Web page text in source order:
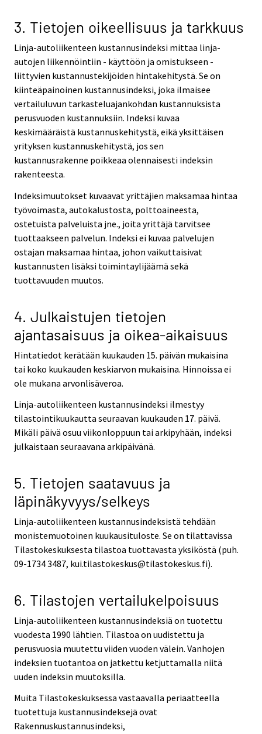
3. Tietojen oikeellisuus ja tarkkuus
Linja-autoliikenteen kustannusindeksi mittaa linja-
autojen liikennöintiin - käyttöön ja omistukseen -
liittyvien kustannustekijöiden hintakehitystä. Se on
kiinteäpainoinen kustannusindeksi, joka ilmaisee
vertailuluvun tarkasteluajankohdan kustannuksista
perusvuoden kustannuksiin. Indeksi kuvaa
keskimääräistä kustannuskehitystä, eikä yksittäisen
yrityksen kustannuskehitystä, jos sen
kustannusrakenne poikkeaa olennaisesti indeksin
rakenteesta.
Indeksimuutokset kuvaavat yrittäjien maksamaa hintaa
työvoimasta, autokalustosta, polttoaineesta,
ostetuista palveluista jne., joita yrittäjä tarvitsee
tuottaakseen palvelun. Indeksi ei kuvaa palvelujen
ostajan maksamaa hintaa, johon vaikuttaisivat
kustannusten lisäksi toimintaylijäämä sekä
tuottavuuden muutos.
4. Julkaistujen tietojen
ajantasaisuus ja oikea-aikaisuus
Hintatiedot kerätään kuukauden 15. päivän mukaisina
tai koko kuukauden keskiarvon mukaisina. Hinnoissa ei
ole mukana arvonlisäveroa.
Linja-autoliikenteen kustannusindeksi ilmestyy
tilastointikuukautta seuraavan kuukauden 17. päivä.
Mikäli päivä osuu viikonloppuun tai arkipyhään, indeksi
julkaistaan seuraavana arkipäivänä.
5. Tietojen saatavuus ja
läpinäkyvyys/selkeys
Linja-autoliikenteen kustannusindeksistä tehdään
monistemuotoinen kuukausituloste. Se on tilattavissa
Tilastokeskuksesta tilastoa tuottavasta yksiköstä (puh.
09-1734 3487, kui.tilastokeskus@tilastokeskus.fi).
6. Tilastojen vertailukelpoisuus
Linja-autoliikenteen kustannusindeksiä on tuotettu
vuodesta 1990 lähtien. Tilastoa on uudistettu ja
perusvuosia muutettu viiden vuoden välein. Vanhojen
indeksien tuotantoa on jatkettu ketjuttamalla niitä
uuden indeksin muutoksilla.
Muita Tilastokeskuksessa vastaavalla periaatteella
tuotettuja kustannusindeksejä ovat
Rakennuskustannusindeksi,